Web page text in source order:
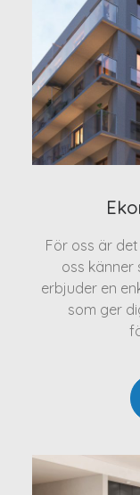
För oss är
oss känner
erbjuder en
som ger